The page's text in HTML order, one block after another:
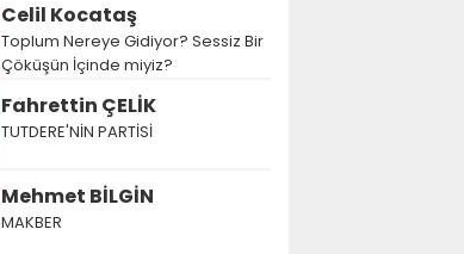
Celil Kocataş
Toplum Nereye Gidiyor? Sessiz Bir
Çöküşün İçinde miyiz?
Fahrettin ÇELİK
TUTDERE'NİN PARTİSİ
Mehmet BİLGİN
MAKBER